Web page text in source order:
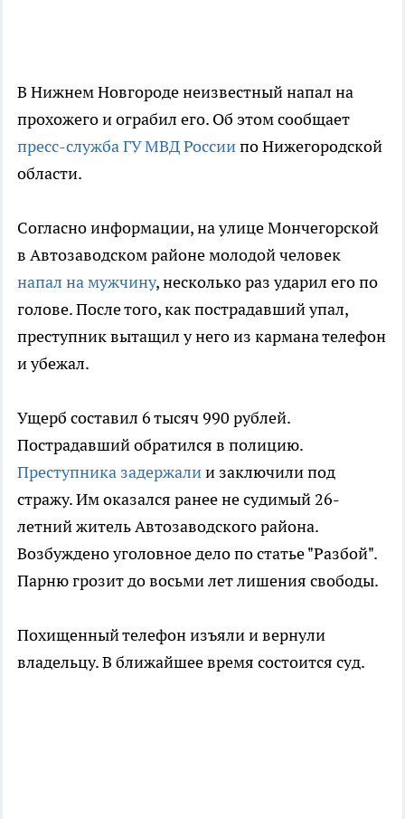
В Нижнем Новгороде неизвестный напал на
прохожего и ограбил его. Об этом сообщает
пресс-служба ГУ МВД Россиипо Нижегородской
области.
Согласно информации, на улице Мончегорской
в Автозаводском районе молодой человек
напал на мужчину, несколько раз ударил его по
голове. После того, как пострадавший упал,
преступник вытащил у него из кармана телефон
и убежал.
Ущерб составил 6 тысяч 990 рублей.
Пострадавший обратился в полицию.
Преступника задержалии заключили под
стражу. Им оказался ранее не судимый 26-
летний житель Автозаводского района.
Возбуждено уголовное дело по статье "Разбой".
Парню грозит до восьми лет лишения свободы.
Похищенный телефон изъяли и вернули
владельцу. В ближайшее время состоится суд.